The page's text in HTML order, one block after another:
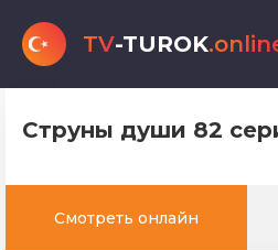
TV-TUROK
Струны души 82
Смотреть онлайн